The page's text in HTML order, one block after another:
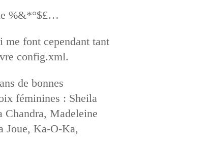
%&*°$£…
me font cependant tant
config.xml.
de bonnes
féminines : Sheila
Chandra, Madeleine
Joue, Ka-O-Ka,